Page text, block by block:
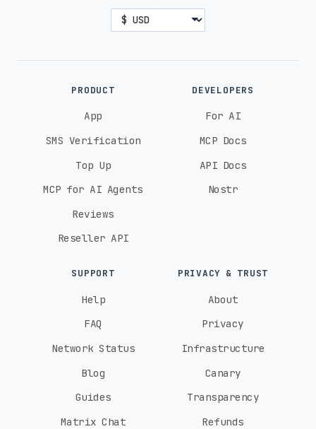
PRODUCT
App
SMS Verification
Top Up
MCP for AI Agents
Reviews
Reseller API
DEVELOPERS
For AI
MCP Docs
API Docs
Nostr
SUPPORT
Help
FAQ
Network Status
Blog
Guides
Matrix Chat
PRIVACY & TRUST
About
Privacy
Infrastructure
Canary
Transparency
Refunds